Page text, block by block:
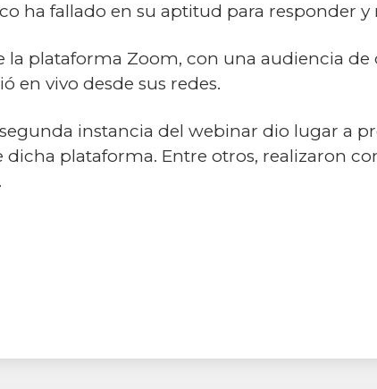
ha fallado en su aptitud para responder y
la plataforma Zoom, con una audiencia
en vivo desde sus redes.
instancia del webinar dio lugar a
dicha plataforma. Entre otros, realizaron